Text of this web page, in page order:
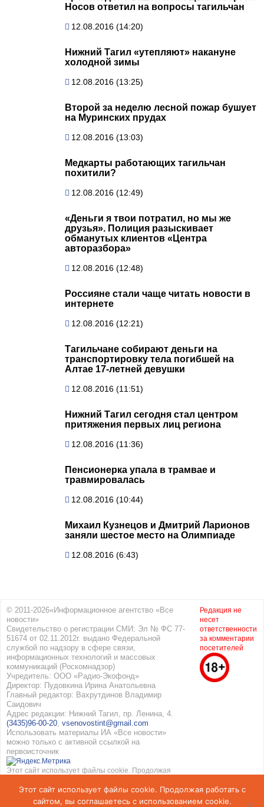
Носов ответил на вопросы тагильчан
12.08.2016 (14:20)
Нижний Тагил «утепляют» накануне
холодной зимы
12.08.2016 (13:25)
Второй за неделю лесной пожар бушует
на Муринских прудах
12.08.2016 (13:03)
Медкарты работающих тагильчан
похитили?
12.08.2016 (12:49)
«Деньги я твои потратил, но мы же
друзья». Полиция разыскивает
обманутых клиентов «Центра
авторазбора»
12.08.2016 (12:48)
Россияне стали чаще читать новости в
интернете
12.08.2016 (12:21)
Тагильчане собирают деньги на
транспортировку тела погибшей на
Алтае 17-летней девушки
12.08.2016 (11:51)
Нижний Тагил сегодня стал центром
притяжения первых лиц региона
12.08.2016 (11:36)
Пенсионерка упала в трамвае и
травмировалась
12.08.2016 (10:44)
Михаил Кузнецов и Дмитрий Ларионов
заняли шестое место на Олимпиаде
12.08.2016 (6:43)
© 2011-2026«Информационное агентство «Все
новости»
Свидетельство о регистрации СМИ: Эл № ФС 77-
51674 от 02.11.2012г. выдано Федеральной
службой по надзору в сфере связи,
информационных технологий и массовых
коммуникаций (Роскомнадзор)
Учредитель: ООО «Радио-Экофонд»
Директор: Пудовкина Ирина Анатольевна
Главный редактор: Вахрутдинов Владимир
Саидович
Адрес редакции: Нижний Тагил, пр. Ленина, 4.
(3435)96-00-20 vsenovostint@gmail.com
Использовать материалы ИА «Все новости»
можно только с активной ссылкой на
первоисточник
Этот сайт использует файлы cookie. Продолжая
использованием cookie. Подробнее вПолитике
конфиденциальностииСоглашение об обработке
Редакция не
несет
ответственности
за комментарии
посетителей
Этот сайт использует файлы cookie. Продолжая работать с
сайтом, вы соглашаетесь с использованием cookie.